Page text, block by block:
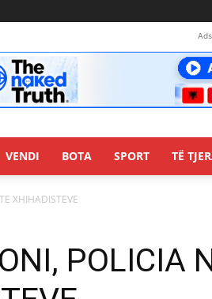
VENDI BOTA SPORT TË
XHIHADISTEVE
POLICIA